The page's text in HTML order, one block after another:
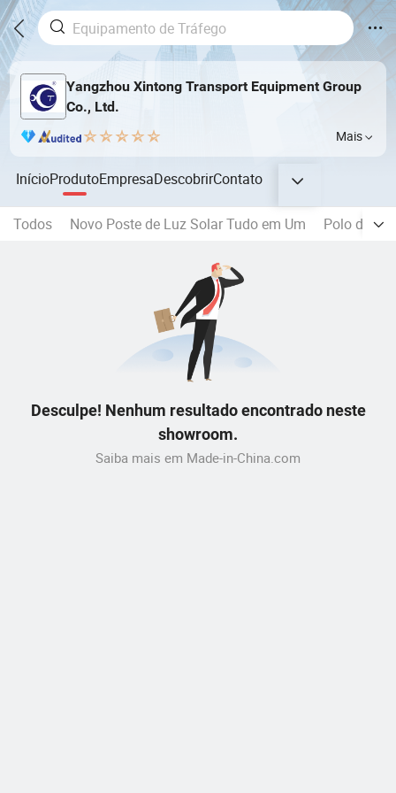
Yangzhou Xintong Transport Equipment Group
Co., Ltd.
Mais
InícioProdutoEmpresaDescobrirContato
Todos Novo Poste de Luz Solar Tudo em Um Polo de
Desculpe! Nenhum resultado encontrado neste
showroom.
Saiba mais em Made-in-China.com